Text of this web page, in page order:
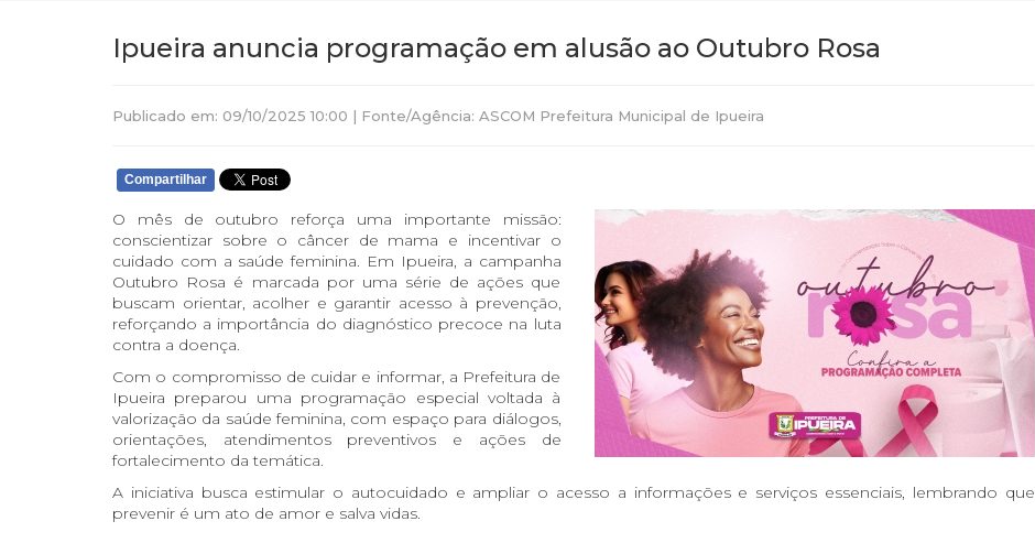
Ipueira anuncia programação em alusão ao Outubro Rosa
Publicado em: 09/10/2025 10:00 | Fonte/Agência: ASCOM Prefeitura Municipal de Ipueira
Compartilhar
O mês de outubro reforça uma importante missão:
conscientizar sobre o câncer de mama e incentivar o
cuidado com a saúde feminina. Em Ipueira, a campanha
Outubro Rosa é marcada por uma série de ações que
buscam orientar, acolher e garantir acesso à prevenção,
reforçando a importância do diagnóstico precoce na luta
contra a doença.
Com o compromisso de cuidar e informar, a Prefeitura de
Ipueira preparou uma programação especial voltada à
valorização da saúde feminina, com espaço para diálogos,
orientações, atendimentos preventivos e ações de
fortalecimento da temática.
A iniciativa busca estimular o autocuidado e ampliar o acesso a informações e serviços essenciais, lembrando que
prevenir é um ato de amor e salva vidas.